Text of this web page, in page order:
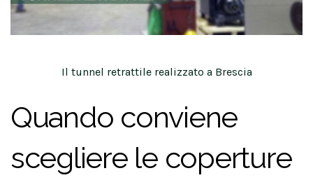
Il tunnel retrattile realizzato a Brescia
Quando conviene
scegliere le coperture